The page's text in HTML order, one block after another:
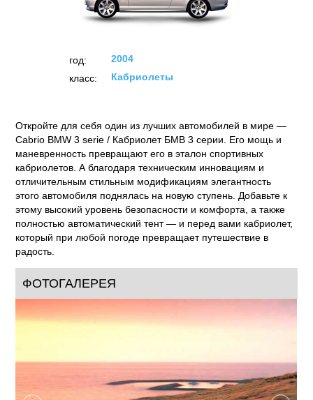
год:
2004
класс:
Кабриолеты
Откройте для себя один из лучших автомобилей в мире —
Cabrio BMW 3 serie / Кабриолет БМВ 3 серии. Его мощь и
маневренность превращают его в эталон спортивных
кабриолетов. А благодаря техническим инновациям и
отличительным стильным модификациям элегантность
этого автомобиля поднялась на новую ступень. Добавьте к
этому высокий уровень безопасности и комфорта, а также
полностью автоматический тент — и перед вами кабриолет,
который при любой погоде превращает путешествие в
радость.
ФОТОГАЛЕРЕЯ